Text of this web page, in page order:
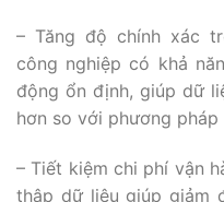
– Tăng độ chính xác
công nghiệp có khả
động ổn định, giúp dữ
hơn so với phương
– Tiết kiệm chi phí vận
thập dữ liệu giúp giảm